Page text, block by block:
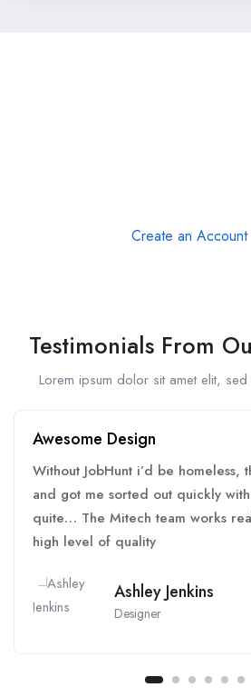
Create an Account
Testimonials From
Lorem ipsum dolor sit amet elit,
Awesome Design
Without JobHunt i’d be homeless,
and got me sorted out quickly
quite… The Mitech team works
high level of quality
Ashley Jenkins
Designer